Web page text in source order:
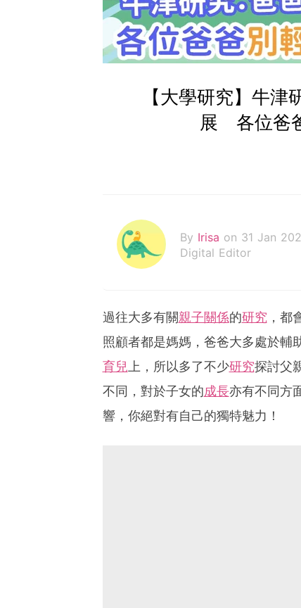
【大學研究】牛
展 各位爸
By Irisa on 31 Jan
Digital Editor
過往大多有關親子關係的研究 ，都
照顧者都是媽媽，爸爸大多處於輔
育兒上，所以多了不少研究探討父
不同，對於子女的成長亦有不同方
響，你絕對有自己的獨特魅力！